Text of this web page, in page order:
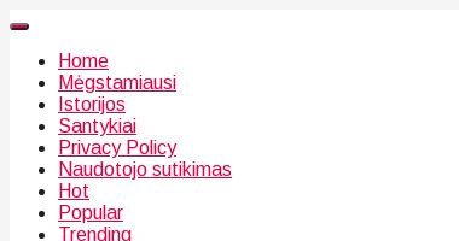
Home
Mėgstamiausi
Istorijos
Santykiai
Privacy Policy
Naudotojo sutikimas
Hot
Popular
Trending